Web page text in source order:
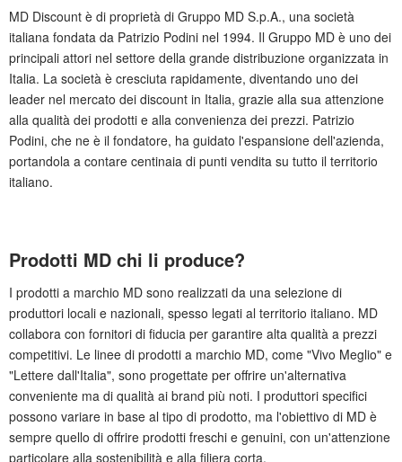
MD Discount è di proprietà di Gruppo MD S.p.A., una società
italiana fondata da Patrizio Podini nel 1994. Il Gruppo MD è uno dei
principali attori nel settore della grande distribuzione organizzata in
Italia. La società è cresciuta rapidamente, diventando uno dei
leader nel mercato dei discount in Italia, grazie alla sua attenzione
alla qualità dei prodotti e alla convenienza dei prezzi. Patrizio
Podini, che ne è il fondatore, ha guidato l'espansione dell'azienda,
portandola a contare centinaia di punti vendita su tutto il territorio
italiano.
Prodotti MD chi li produce?
I prodotti a marchio MD sono realizzati da una selezione di
produttori locali e nazionali, spesso legati al territorio italiano. MD
collabora con fornitori di fiducia per garantire alta qualità a prezzi
competitivi. Le linee di prodotti a marchio MD, come "Vivo Meglio" e
"Lettere dall'Italia", sono progettate per offrire un'alternativa
conveniente ma di qualità ai brand più noti. I produttori specifici
possono variare in base al tipo di prodotto, ma l'obiettivo di MD è
sempre quello di offrire prodotti freschi e genuini, con un'attenzione
particolare alla sostenibilità e alla filiera corta.